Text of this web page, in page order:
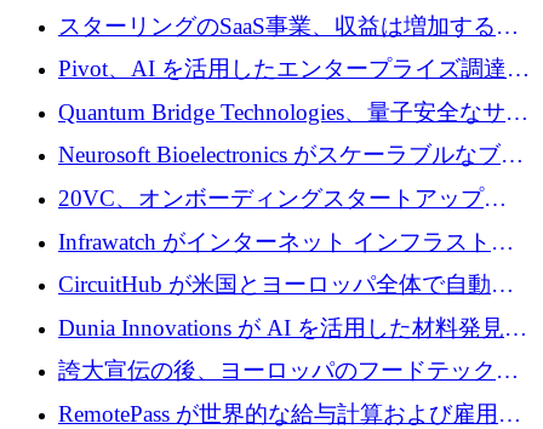
ラ テクノロジーを拡張するためにシリーズ A
で 1,600 万ドルを調達
スターリングのSaaS事業、収益は増加するも
グループ利益は減少
Pivot、AI を活用したエンタープライズ調達プ
ラットフォームを拡大するために 4,000 万ド
ルを調達
Quantum Bridge Technologies、量子安全なサイ
バーセキュリティ インフラストラクチャの拡
Neurosoft Bioelectronics がスケーラブルなブレ
イン コンピューター インターフェイスのため
に 750 万ドルを調達
20VC、オンボーディングスタートアップ
Prelude へのシリーズ A 投資で 2,000 万ドルを
Infrawatch がインターネット インフラストラ
クチャ インテリジェンス向けに 300 万ドルの
プレシードを確保
CircuitHub が米国とヨーロッパ全体で自動電
子機器製造を拡大するために 2,800 万ドルを
Dunia Innovations が AI を活用した材料発見を
産業化するために 2 億 8,000 万ユーロのベル
リン GigaLab を発表
誇大宣伝の後、ヨーロッパのフードテックセ
クターはファンダメンタルズを中心に再構築
RemotePass が世界的な給与計算および雇用プ